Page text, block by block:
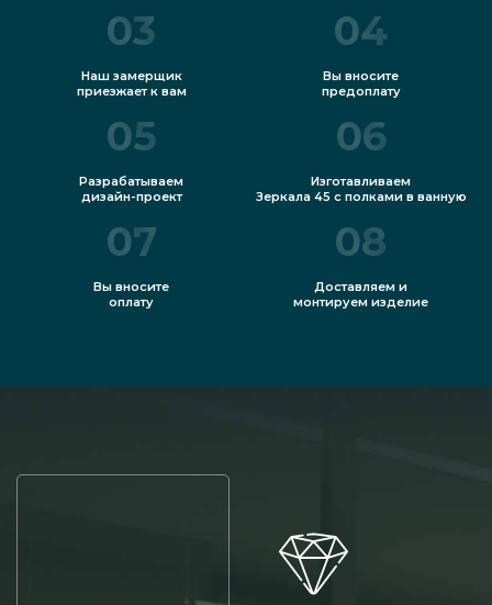
03
Наш замерщик
приезжает к вам
04
Вы вносите
предоплату
05
Разрабатываем
дизайн-проект
06
Изготавливаем
Зеркала 45 с полками в ванную
07
Вы вносите
оплату
08
Доставляем и
монтируем изделие